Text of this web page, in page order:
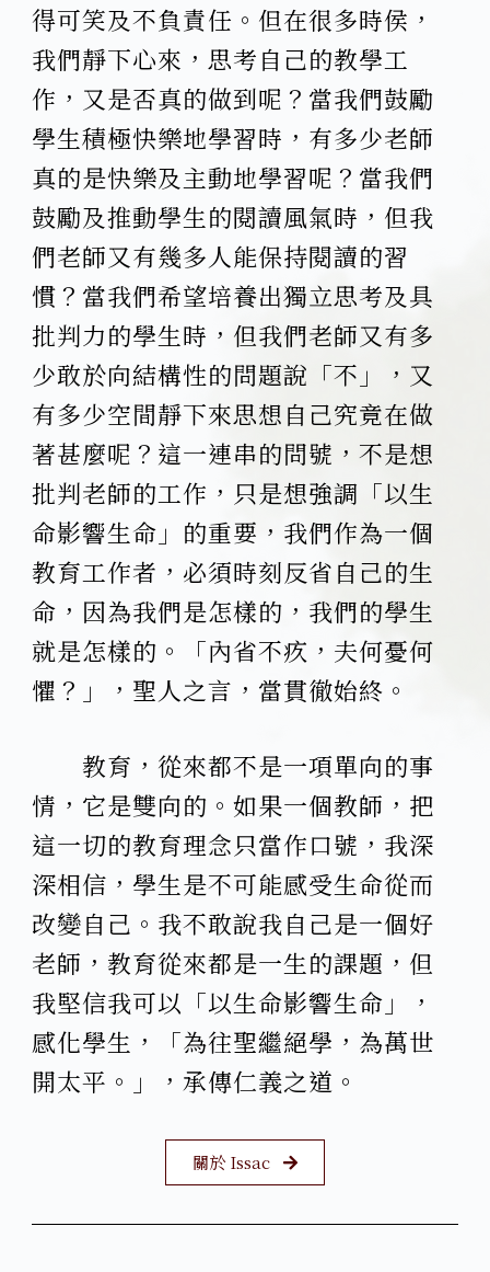
得可笑及不負責任。但在很多時侯，
我們靜下心來，思考自己的教學工
作，又是否真的做到呢？當我們鼓勵
學生積極快樂地學習時，有多少老師
真的是快樂及主動地學習呢？當我們
鼓勵及推動學生的閱讀風氣時，但我
們老師又有幾多人能保持閱讀的習
慣？當我們希望培養出獨立思考及具
批判力的學生時，但我們老師又有多
少敢於向結構性的問題說「不」，又
有多少空間靜下來思想自己究竟在做
著甚麼呢？這一連串的問號，不是想
批判老師的工作，只是想強調「以生
命影響生命」的重要，我們作為一個
教育工作者，必須時刻反省自己的生
命，因為我們是怎樣的，我們的學生
就是怎樣的。「內省不疚，夫何憂何
懼？」，聖人之言，當貫徹始終。
教育，從來都不是一項單向的事
情，它是雙向的。如果一個教師，把
這一切的教育理念只當作口號，我深
深相信，學生是不可能感受生命從而
改變自己。我不敢說我自己是一個好
老師，教育從來都是一生的課題，但
我堅信我可以「以生命影響生命」，
感化學生，「為往聖繼絕學，為萬世
開太平。」，承傳仁義之道。
關於 Issac